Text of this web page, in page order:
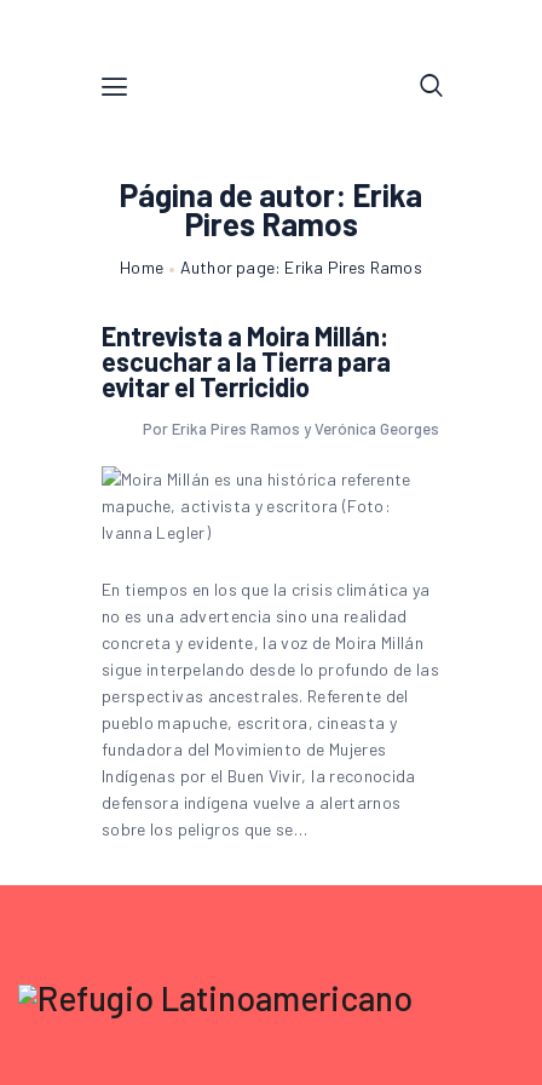
Página de autor: Erika
Pires Ramos
Home Author page: Erika Pires Ramos
Entrevista a Moira Millán:
escuchar a la Tierra para
evitar el Terricidio
Por Erika Pires Ramos y Verónica Georges
En tiempos en los que la crisis climática ya
no es una advertencia sino una realidad
concreta y evidente, la voz de Moira Millán
sigue interpelando desde lo profundo de las
perspectivas ancestrales. Referente del
pueblo mapuche, escritora, cineasta y
fundadora del Movimiento de Mujeres
Indígenas por el Buen Vivir, la reconocida
defensora indígena vuelve a alertarnos
sobre los peligros que se…